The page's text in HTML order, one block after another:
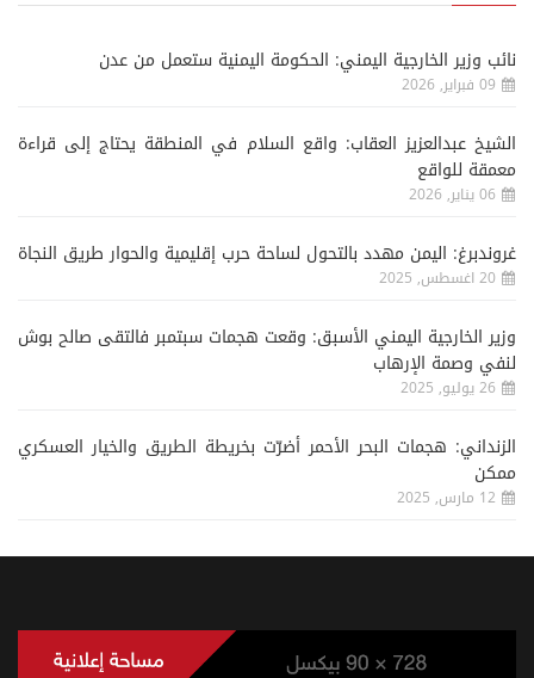
نائب وزير الخارجية اليمني: الحكومة اليمنية ستعمل من عدن
09 فبراير, 2026
الشيخ عبدالعزيز العقاب: واقع السلام في المنطقة يحتاج إلى قراءة
معمقة للواقع
06 يناير, 2026
غروندبرغ: اليمن مهدد بالتحول لساحة حرب إقليمية والحوار طريق النجاة
20 اغسطس, 2025
وزير الخارجية اليمني الأسبق: وقعت هجمات سبتمبر فالتقى صالح بوش
لنفي وصمة الإرهاب
26 يوليو, 2025
الزنداني: هجمات البحر الأحمر أضرّت بخريطة الطريق والخيار العسكري
ممكن
12 مارس, 2025